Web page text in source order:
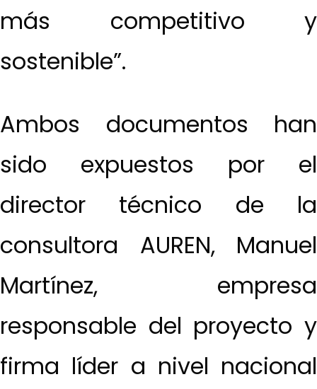
más competitivo y
sostenible”.
Ambos documentos han
sido expuestos por el
director técnico de la
consultora AUREN, Manuel
Martínez, empresa
responsable del proyecto y
firma líder a nivel nacional